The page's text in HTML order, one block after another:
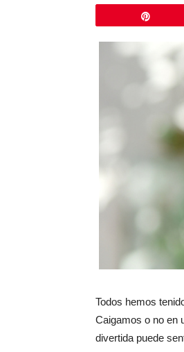
Todos hemos
Caigamos o no en
divertida puede